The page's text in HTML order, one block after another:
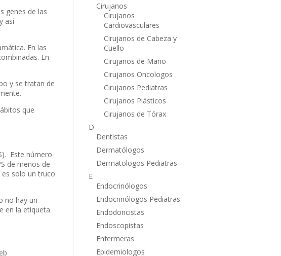
genes de las
así
En las
En
y se tratan de
que
Este número
de menos de
solo un truco
no hay un
en la etiqueta
Cirujanos
Cirujanos
Cardiovasculares
Cirujanos de Cabeza y
Cuello
Cirujanos de Mano
Cirujanos Oncologos
Cirujanos Pediatras
Cirujanos Plásticos
Cirujanos de Tórax
D
Dentistas
Dermatólogos
Dermatologos Pediatras
E
Endocrinólogos
Endocrinólogos Pediatras
Endodoncistas
Endoscopistas
Enfermeras
Epidemiologos